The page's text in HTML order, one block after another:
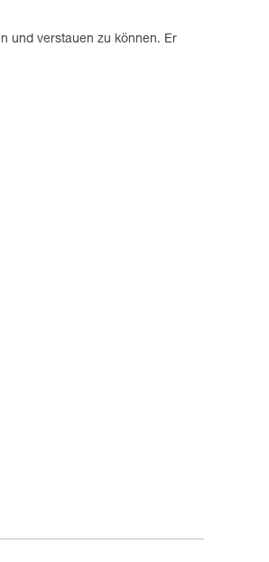
und verstauen zu können. Er